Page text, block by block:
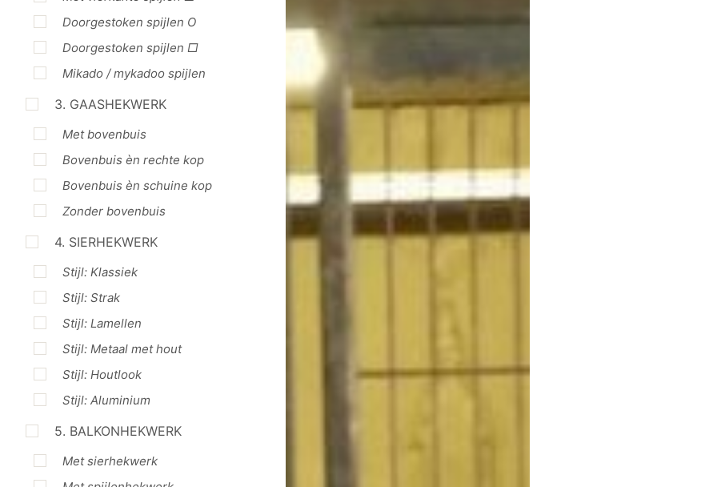
Doorgestoken spijlen O
Doorgestoken spijlen □
Mikado / mykadoo spijlen
3. GAASHEKWERK
Met bovenbuis
Bovenbuis èn rechte kop
Bovenbuis èn schuine kop
Zonder bovenbuis
4. SIERHEKWERK
Stijl: Klassiek
Stijl: Strak
Stijl: Lamellen
Stijl: Metaal met hout
Stijl: Houtlook
Stijl: Aluminium
5. BALKONHEKWERK
Met sierhekwerk